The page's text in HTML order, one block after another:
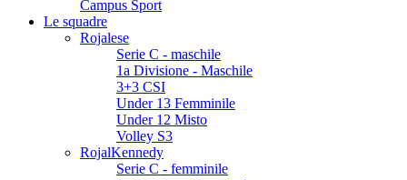
Campus Sport
Le squadre
Rojalese
Serie C - maschile
1a Divisione - Maschile
3+3 CSI
Under 13 Femminile
Under 12 Misto
Volley S3
RojalKennedy
Serie C - femminile